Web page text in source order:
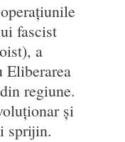
fascist
a
Eliberarea
regiune.
și
sprijin.